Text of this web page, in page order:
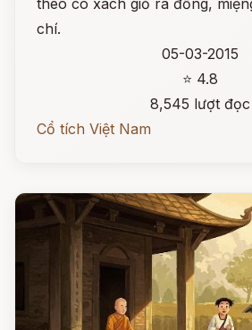
theo cô xách giỏ ra đồng,
chí.
05-03-2015
⭐ 4.8
8,545 lượt đọc
Cổ tích Việt Nam